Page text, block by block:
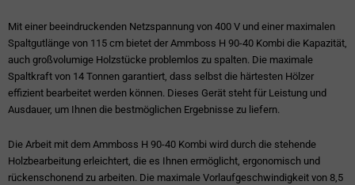
Mit einer beeindruckenden Netzspannung von 400 V und einer maximalen
Spaltgutlänge von 115 cm bietet der Ammboss H 90-40 Kombi die Kapazität,
auch großvolumige Holzstücke problemlos zu spalten. Die maximale
Spaltkraft von 14 Tonnen garantiert, dass selbst die härtesten Hölzer
effizient bearbeitet werden können. Dieses Gerät steht für Leistung und
Ausdauer, um Ihnen die bestmöglichen Ergebnisse zu liefern.
Die Arbeit mit dem Ammboss H 90-40 Kombi wird durch die stehende
Holzbearbeitung erleichtert, die es Ihnen ermöglicht, ergonomisch und
rückenschonend zu arbeiten. Die maximale Vorlaufgeschwindigkeit von 8,5